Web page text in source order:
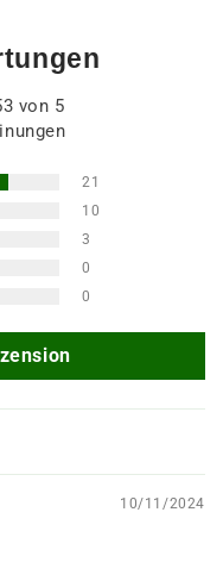
von 5
21
10
3
0
0
10/11/2024